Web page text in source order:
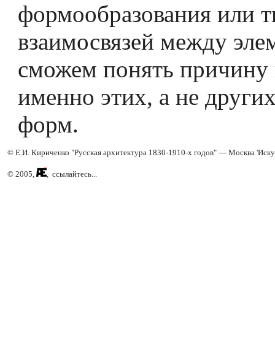
формообразования или
взаимосвязей между
сможем понять
именно этих, а не
форм.
© Е.И. Кириченко "Русская архитектура 1830-1910-х годов" — Москва
© 2005, , ссылайтесь...